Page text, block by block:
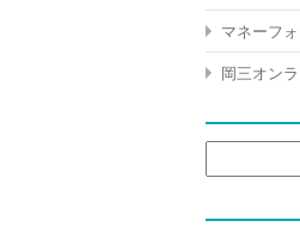
マネーフ
岡三オン
索: